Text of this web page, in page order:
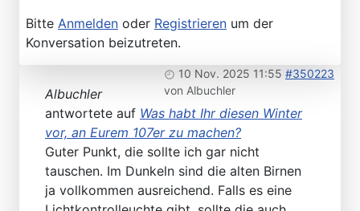
Bitte Anmelden oder Registrieren um der
Konversation beizutreten.
10 Nov. 2025 11:55 #350223
von Albuchler
Albuchler
antwortete auf Was habt Ihr diesen Winter
vor, an Eurem 107er zu machen?
Guter Punkt, die sollte ich gar nicht
tauschen. Im Dunkeln sind die alten Birnen
ja vollkommen ausreichend. Falls es eine